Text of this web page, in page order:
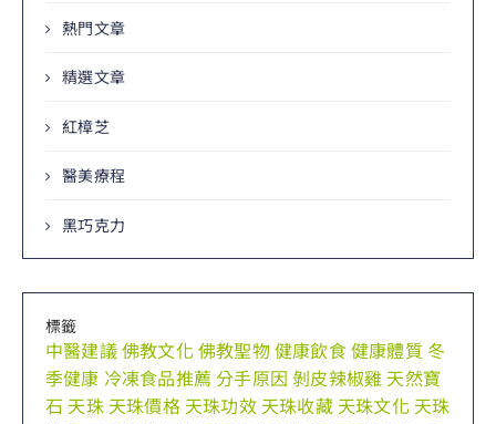
熱門文章
精選文章
紅樟芝
醫美療程
黑巧克力
標籤
中醫建議佛教文化佛教聖物健康飲食健康體質 冬
季健康 冷凍食品推薦 分手原因 剝皮辣椒雞 天然寶
石 天珠 天珠價格 天珠功效 天珠收藏 天珠文化 天珠